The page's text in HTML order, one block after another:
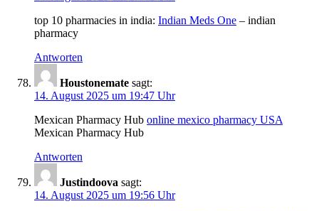
top 10 pharmacies in india: Indian Meds One – indian
pharmacy
Antworten
Houstonemate sagt:
14. August 2025 um 19:47 Uhr
Mexican Pharmacy Hub online mexico pharmacy USA
Mexican Pharmacy Hub
Antworten
Justindoova sagt:
14. August 2025 um 19:56 Uhr